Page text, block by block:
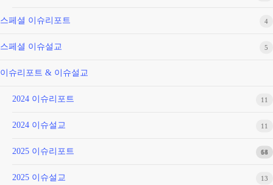
스페셜 이슈리포트 4
스페셜 이슈설교 5
이슈리포트 & 이슈설교
68
2024 이슈리포트 11
2024 이슈설교 11
2025 이슈리포트 14
2025 이슈설교 13